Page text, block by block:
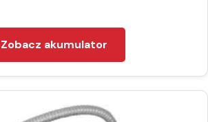
Zobacz akumulator